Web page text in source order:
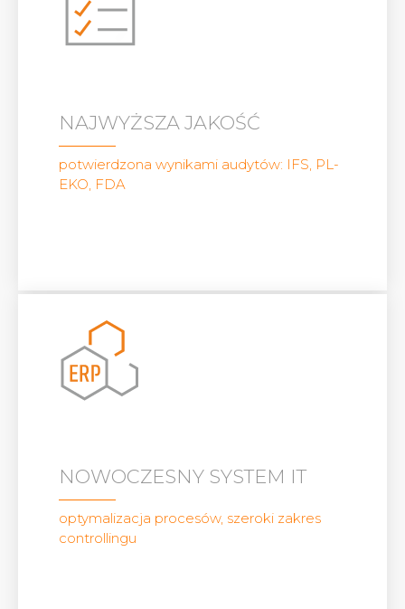
NAJWYŻSZA JAKOŚĆ
potwierdzona wynikami audytów: IFS, PL-
EKO, FDA
NOWOCZESNY SYSTEM IT
optymalizacja procesów, szeroki zakres
controllingu